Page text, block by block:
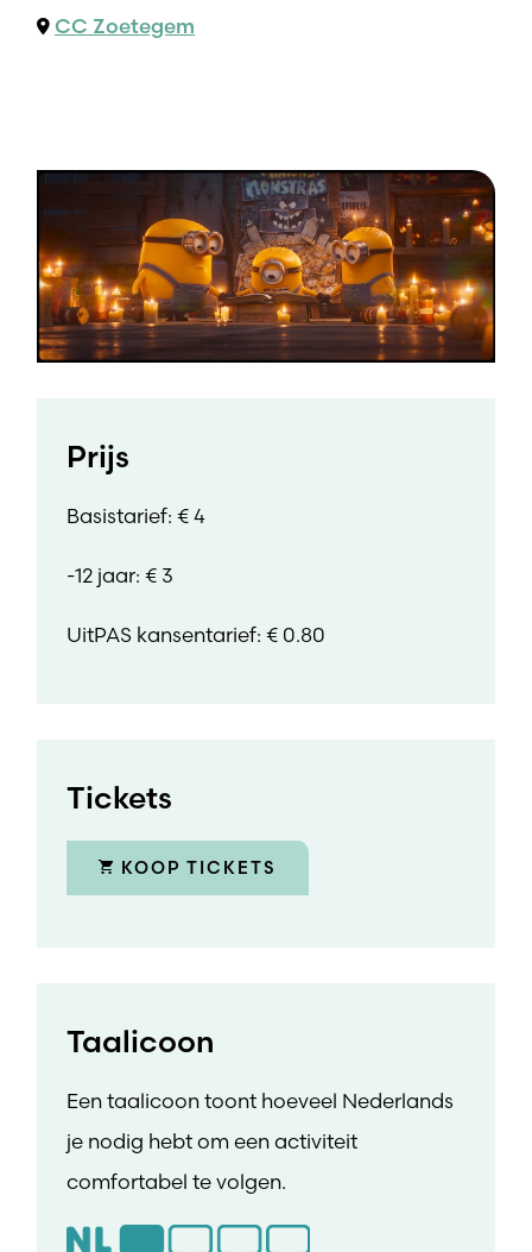
CC Zoetegem
Prijs
Basistarief: € 4
-12 jaar: € 3
UitPAS kansentarief: € 0.80
Tickets
KOOP TICKETS
Taalicoon
Een taalicoon toont hoeveel Nederlands
je nodig hebt om een activiteit
comfortabel te volgen.